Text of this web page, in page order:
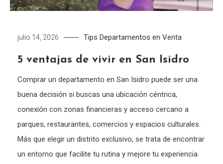
julio 14, 2026 Tips Departamentos en Venta
5 ventajas de vivir en San Isidro
Comprar un departamento en San Isidro puede ser una
buena decisión si buscas una ubicación céntrica,
conexión con zonas financieras y acceso cercano a
parques, restaurantes, comercios y espacios culturales.
Más que elegir un distrito exclusivo, se trata de encontrar
un entorno que facilite tu rutina y mejore tu experiencia